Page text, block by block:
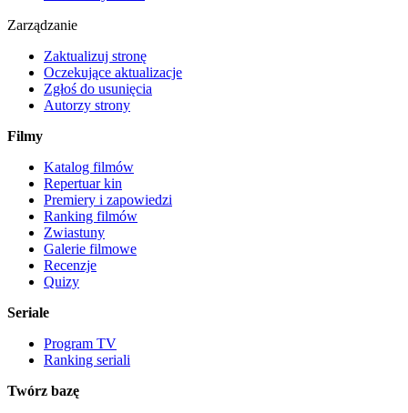
Zarządzanie
Zaktualizuj stronę
Oczekujące aktualizacje
Zgłoś do usunięcia
Autorzy strony
Filmy
Katalog filmów
Repertuar kin
Premiery i zapowiedzi
Ranking filmów
Zwiastuny
Galerie filmowe
Recenzje
Quizy
Seriale
Program TV
Ranking seriali
Twórz bazę